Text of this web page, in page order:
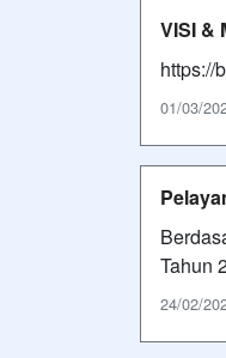
VISI &
https://
01/03/
Tahun
24/02/